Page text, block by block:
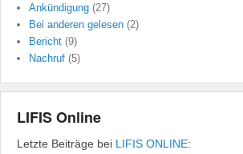
Ankündigung (27)
Bei anderen gelesen (2)
Bericht (9)
Nachruf (5)
LIFIS Online
Letzte Beiträge bei LIFIS ONLINE: